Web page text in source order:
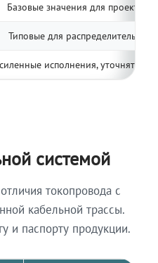
Базовые значения для
Типовые для распределительных
исполнения, уточнять по
системой
токопровода с
кабельной трассы.
и паспорту продукции.